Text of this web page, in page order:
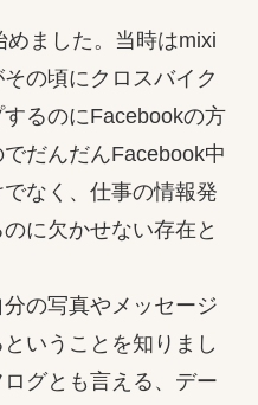
ました。当時はmixi
の頃にクロスバイク
るのにFacebookの方
だんだんFacebook中
なく、仕事の情報発
に欠かせない存在と
の写真やメッセージ
いうことを知りまし
グとも言える、デー